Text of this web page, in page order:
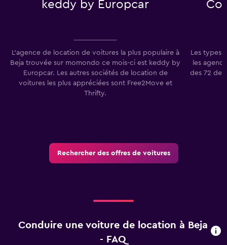
keddy by Europcar
L'agence de location de voitures la plus populaire à
Beja trouvée sur momondo ce mois-ci est keddy by
Europcar. Les autres sociétés de location de
voitures les plus appréciées sont Free2Move et
Thrifty.
Les types
les
des 72
Rechercher des offres de voitures
Conduire une voiture de location à Beja
- FAQ